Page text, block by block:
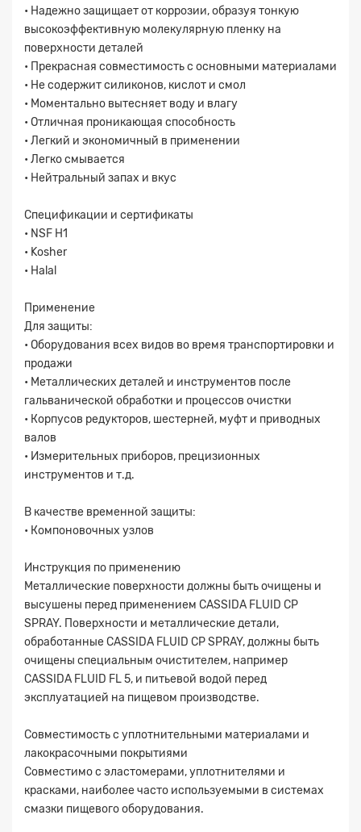
• Надежно защищает от коррозии, образуя тонкую
высокоэффективную молекулярную пленку на
поверхности деталей
• Прекрасная совместимость с основными материалами
• Не содержит силиконов, кислот и смол
• Моментально вытесняет воду и влагу
• Отличная проникающая способность
• Легкий и экономичный в применении
• Легко смывается
• Нейтральный запах и вкус
Спецификации и сертификаты
• NSF H1
• Kosher
• Halal
Применение
Для защиты:
• Оборудования всех видов во время транспортировки и
продажи
• Металлических деталей и инструментов после
гальванической обработки и процессов очистки
• Корпусов редукторов, шестерней, муфт и приводных
валов
• Измерительных приборов, прецизионных
инструментов и т.д.
В качестве временной защиты:
• Компоновочных узлов
Инструкция по применению
Металлические поверхности должны быть очищены и
высушены перед применением CASSIDA FLUID CP
SPRAY. Поверхности и металлические детали,
обработанные CASSIDA FLUID CP SPRAY, должны быть
очищены специальным очистителем, например
CASSIDA FLUID FL 5, и питьевой водой перед
эксплуатацией на пищевом производстве.
Совместимость с уплотнительными материалами и
лакокрасочными покрытиями
Совместимо с эластомерами, уплотнителями и
красками, наиболее часто используемыми в системах
смазки пищевого оборудования.
Заявка на расчет
Прикрепите